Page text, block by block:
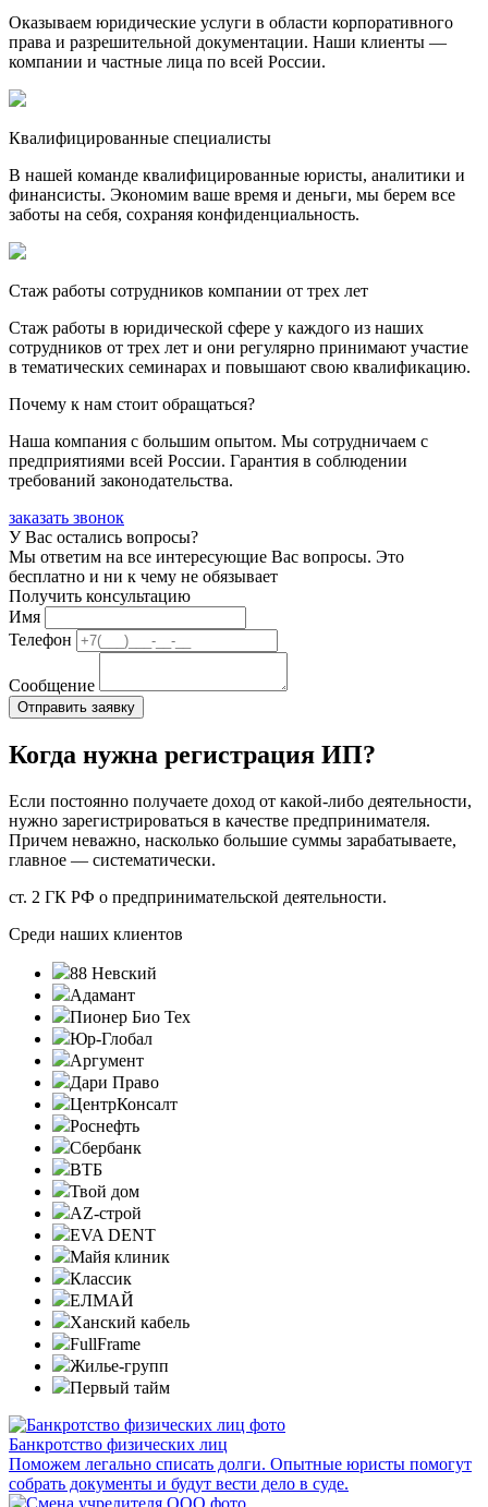
Оказываем юридические услуги в области корпоративного
права и разрешительной документации. Наши клиенты —
компании и частные лица по всей России.
Квалифицированные специалисты
В нашей команде квалифицированные юристы, аналитики и
финансисты. Экономим ваше время и деньги, мы берем все
заботы на себя, сохраняя конфиденциальность.
Стаж работы сотрудников компании от трех лет
Стаж работы в юридической сфере у каждого из наших
сотрудников от трех лет и они регулярно принимают участие
в тематических семинарах и повышают свою квалификацию.
Почему к нам стоит обращаться?
Наша компания с большим опытом. Мы сотрудничаем с
предприятиями всей России. Гарантия в соблюдении
требований законодательства.
заказать звонок
У Вас остались вопросы?
Мы ответим на все интересующие Вас вопросы. Это
бесплатно и ни к чему не обязывает
Получить консультацию
Имя
Телефон
Сообщение
Когда нужна регистрация ИП?
Если постоянно получаете доход от какой-либо деятельности,
нужно зарегистрироваться в качестве предпринимателя.
Причем неважно, насколько большие суммы зарабатываете,
главное — систематически.
ст. 2 ГК РФ о предпринимательской деятельности.
Среди наших клиентов
88 Невский
Адамант
Пионер Био Тех
Юр-Глобал
Аргумент
Дари Право
ЦентрКонсалт
Роснефть
Сбербанк
ВТБ
Твой дом
AZ-строй
EVA DENT
Майя клиник
Классик
ЕЛМАЙ
Ханский кабель
FullFrame
Жилье-групп
Первый тайм
Банкротство физических лиц
Поможем легально списать долги. Опытные юристы помогут
собрать документы и будут вести дело в суде.